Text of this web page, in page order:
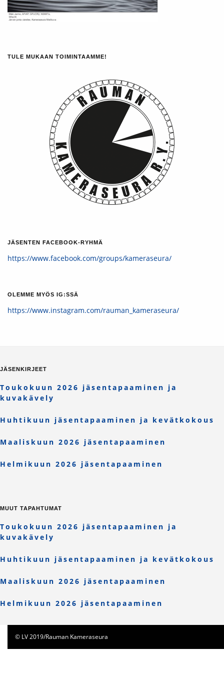
TULE MUKAAN TOIMINTAAMME!
JÄSENTEN FACEBOOK-RYHMÄ
https://www.facebook.com/groups/kameraseura/
OLEMME MYÖS IG:SSÄ
https://www.instagram.com/rauman_kameraseura/
JÄSENKIRJEET
Toukokuun 2026 jäsentapaaminen ja
kuvakävely
Huhtikuun jäsentapaaminen ja kevätkokous
Maaliskuun 2026 jäsentapaaminen
Helmikuun 2026 jäsentapaaminen
MUUT TAPAHTUMAT
Toukokuun 2026 jäsentapaaminen ja
kuvakävely
Huhtikuun jäsentapaaminen ja kevätkokous
Maaliskuun 2026 jäsentapaaminen
Helmikuun 2026 jäsentapaaminen
© LV 2019/Rauman Kameraseura